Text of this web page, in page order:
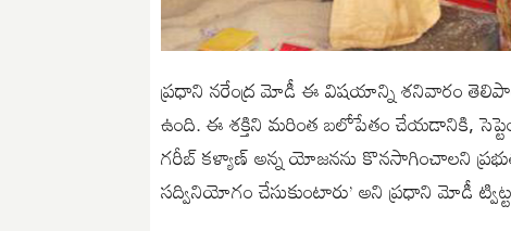
ప్రధాని నరేంద్ర మోడీ ఈ విషయాన్ని శనివారం
ఉంది. ఈ శక్తిని మరింత బలోపేతం చేయడానికి,
గరీబ్ కళ్యాణ్ అన్న యోజనను కొనసాగించాలని
సద్వినియోగం చేసుకుంటారు’ అని ప్రధాని మోడీ